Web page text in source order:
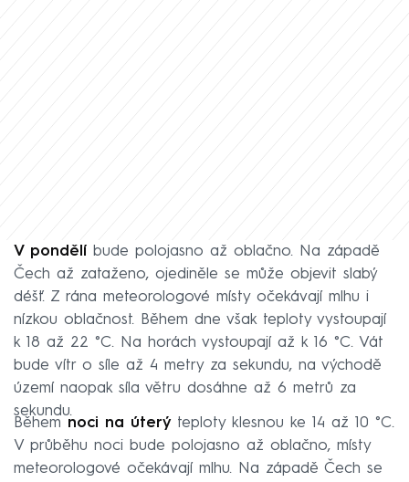
V pondělí bude polojasno až oblačno. Na západě
Čech až zataženo, ojediněle se může objevit slabý
déšť. Z rána meteorologové místy očekávají mlhu i
nízkou oblačnost. Během dne však teploty vystoupají
k 18 až 22 °C. Na horách vystoupají až k 16 °C. Vát
bude vítr o síle až 4 metry za sekundu, na východě
území naopak síla větru dosáhne až 6 metrů za
sekundu.
Během noci na úterýteploty klesnou ke 14 až 10 °C.
V průběhu noci bude polojasno až oblačno, místy
meteorologové očekávají mlhu. Na západě Čech se